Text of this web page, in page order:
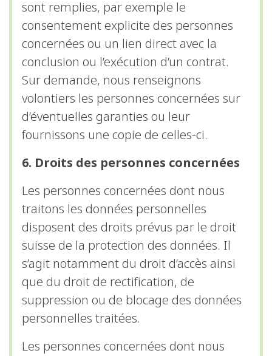
sont remplies, par exemple le
consentement explicite des personnes
concernées ou un lien direct avec la
conclusion ou l’exécution d’un contrat.
Sur demande, nous renseignons
volontiers les personnes concernées sur
d’éventuelles garanties ou leur
fournissons une copie de celles-ci.
6. Droits des personnes concernées
Les personnes concernées dont nous
traitons les données personnelles
disposent des droits prévus par le droit
suisse de la protection des données. Il
s’agit notamment du droit d’accès ainsi
que du droit de rectification, de
suppression ou de blocage des données
personnelles traitées.
Les personnes concernées dont nous